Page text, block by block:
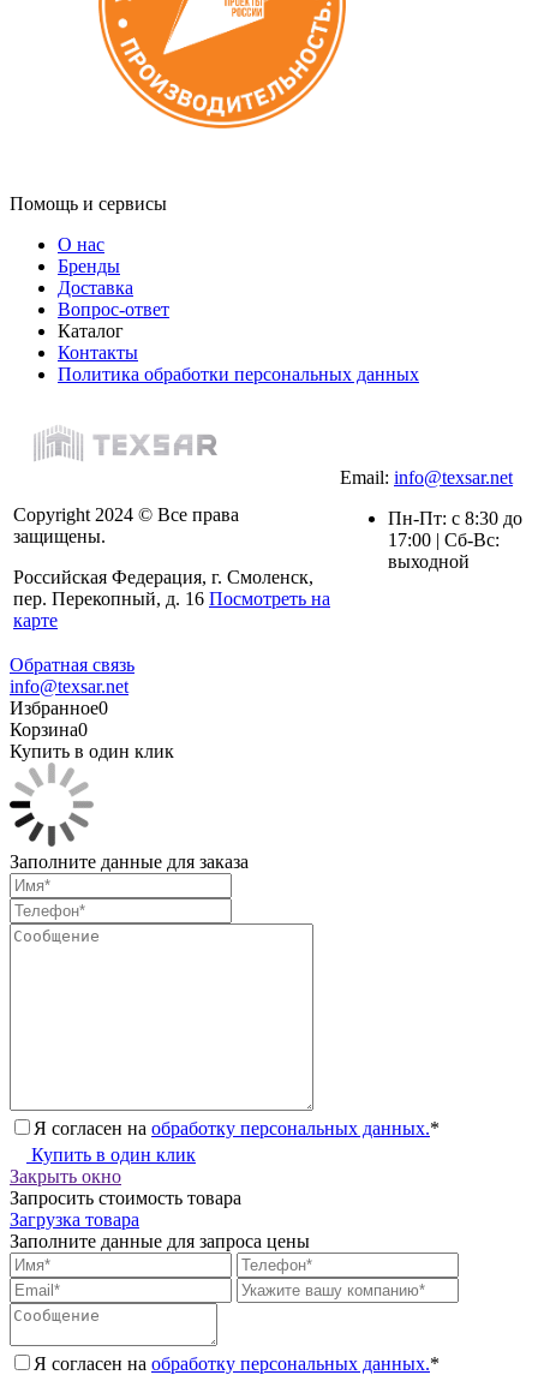
Помощь и сервисы
О нас
Бренды
Доставка
Вопрос-ответ
Каталог
Контакты
Политика обработки персональных данных
Copyright 2024 © Все права
защищены.
Российская Федерация, г. Смоленск,
пер. Перекопный, д. 16 Посмотреть на
карте
Email: info@texsar.net
Пн-Пт: с 8:30 до
17:00 | Сб-Вс:
выходной
Обратная связь
info@texsar.net
Избранное0
Корзина0
Купить в один клик
Заполните данные для заказа
Я согласен на обработку персональных данных.*
Купить в один клик
Закрыть окно
Запросить стоимость товара
Загрузка товара
Заполните данные для запроса цены
Я согласен на обработку персональных данных.*